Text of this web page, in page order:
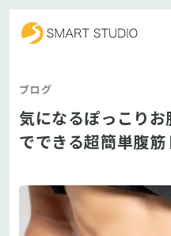
ブログ
気になるぽっこりお
でできる超簡単腹